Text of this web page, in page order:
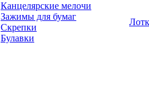
Канцелярские мелочи
Зажимы для бумаг
Скрепки
Булавки